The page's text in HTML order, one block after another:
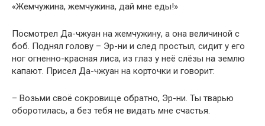
«Жемчужина, жемчужина, дай мне еды!»
Посмотрел Да-чжуан на жемчужину, а она величиной с
боб. Поднял голову – Эр-ни и след простыл, сидит у его
ног огненно-красная лиса, из глаз у неё слёзы на землю
капают. Присел Да-чжуан на корточки и говорит:
– Возьми своё сокровище обратно, Эр-ни. Ты тварью
оборотилась, а без тебя не видать мне счастья.